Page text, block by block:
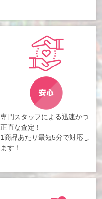
専門スタッフによる迅速かつ
正直な査定！
1商品あたり最短5分で対応し
ます！